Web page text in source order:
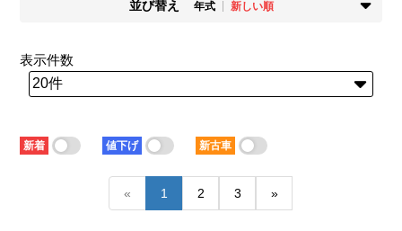
お問い合わせ
トラック市FC会員専用ページはこちら
ログイン
並び替え 年式
新しい順
新着順
走行距離
少ない順
多い順
価格
安い順
高い順
少ない順
多い順
短い順
表示件数
新着 値下げ 新古車
« 1 2 3 »